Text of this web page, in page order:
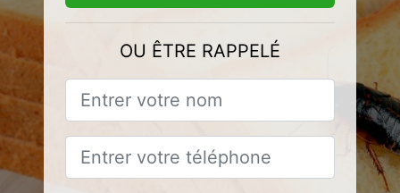
OU ÊTRE RAPPELÉ